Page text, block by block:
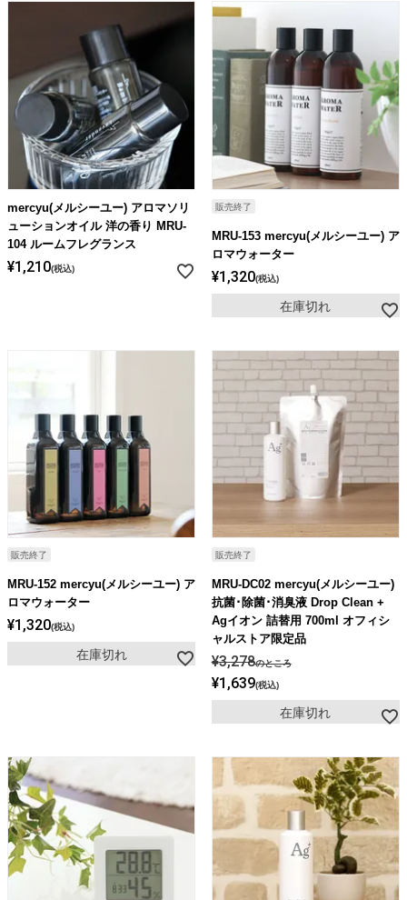
mercyu(メルシーユー) アロマソリ
ューションオイル 洋の香り MRU-
104 ルームフレグランス
¥1,210 税込
販売終了
MRU-153 mercyu(メルシーユー) ア
ロマウォーター
¥1,320 税込
在庫切れ
販売終了
MRU-152 mercyu(メルシーユー) ア
ロマウォーター
¥1,320 税込
在庫切れ
販売終了
MRU-DC02 mercyu(メルシーユー)
抗菌･除菌･消臭液 Drop Clean +
Agイオン 詰替用 700ml オフィシ
ャルストア限定品
¥3,278のところ
¥1,639 税込
在庫切れ